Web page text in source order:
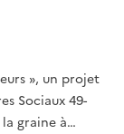
», un projet
Sociaux 49-
graine à